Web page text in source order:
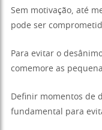
Sem motivação, até
pode ser
Para evitar o
comemore as
Definir momentos de
fundamental para